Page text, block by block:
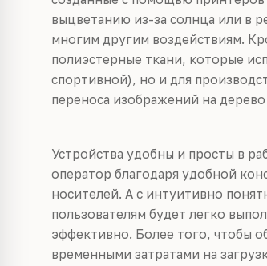
выцветанию из-за солнца или в
многим другим воздействиям.
полиэстерные ткани, которые
спортивной), но и для
переноса изображений на
Устройства удобны и просты в
оператор благодаря удобной
носителей. А с интуитивно
пользователям будет легко
эффективно. Более того, чтобы
временными затратами на